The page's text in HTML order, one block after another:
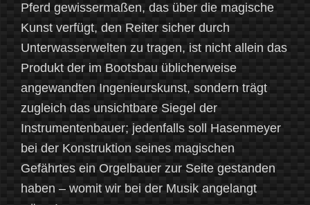
Pferd gewissermaßen, das über die magische
Kunst verfügt, den Reiter sicher durch
Unterwasserwelten zu tragen, ist nicht allein das
Produkt der im Bootsbau üblicherweise
angewandten Ingenieurskunst, sondern trägt
zugleich das unsichtbare Siegel der
Instrumentenbauer; jedenfalls soll Hasenmeyer
bei der Konstruktion seines magischen
Gefährtes ein Orgelbauer zur Seite gestanden
haben – womit wir bei der Musik angelangt